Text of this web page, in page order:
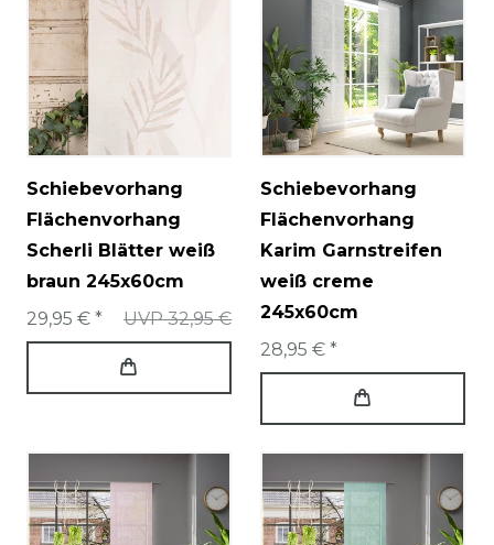
Schiebevorhang
Flächenvorhang
Scherli Blätter weiß
braun 245x60cm
UVP 32,95 €
29,95 € *
Schiebevorhang
Flächenvorhang
Karim Garnstreifen
weiß creme
245x60cm
28,95 € *